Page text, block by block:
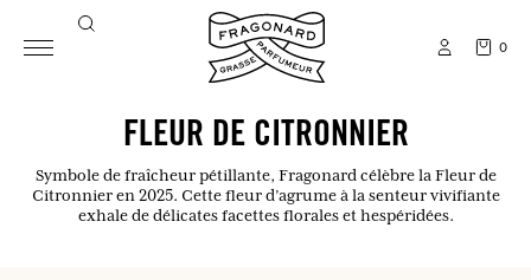
0
FLEUR DE CITRONNIER
Symbole de fraîcheur pétillante, Fragonard célèbre la Fleur de
Citronnier en 2025. Cette fleur d’agrume à la senteur vivifiante
exhale de délicates facettes florales et hespéridées.